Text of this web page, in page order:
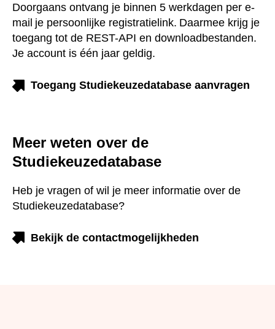
toegang tot de REST-API en downloadbestanden. Je
account is één jaar geldig.
Toegang Studiekeuzedatabase
Studiekeuzedatabase
Studiekeuzedatabase?